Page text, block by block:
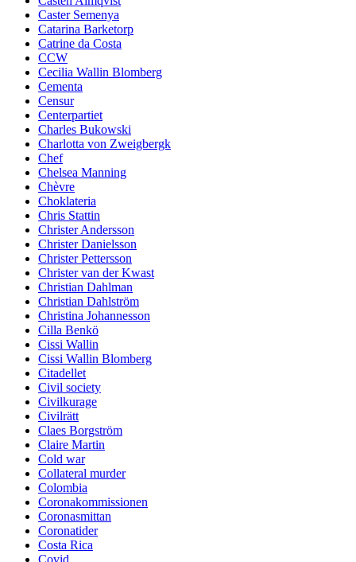
Caster Semenya
Catarina Barketorp
Catrine da Costa
CCW
Cecilia Wallin Blomberg
Cementa
Censur
Centerpartiet
Charles Bukowski
Charlotta von Zweigbergk
Chef
Chelsea Manning
Chèvre
Choklateria
Chris Stattin
Christer Andersson
Christer Danielsson
Christer Pettersson
Christer van der Kwast
Christian Dahlman
Christian Dahlström
Christina Johannesson
Cilla Benkö
Cissi Wallin
Cissi Wallin Blomberg
Citadellet
Civil society
Civilkurage
Civilrätt
Claes Borgström
Claire Martin
Cold war
Collateral murder
Colombia
Coronakommissionen
Coronasmittan
Coronatider
Costa Rica
Covid